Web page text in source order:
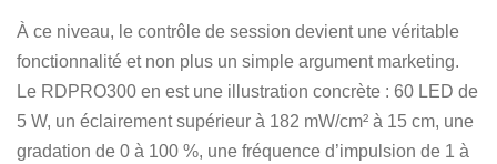
À ce niveau, le contrôle de session devient une véritable
fonctionnalité et non plus un simple argument marketing.
Le RDPRO300 en est une illustration concrète : 60 LED de
5 W, un éclairement supérieur à 182 mW/cm² à 15 cm, une
gradation de 0 à 100 %, une fréquence d’impulsion de 1 à